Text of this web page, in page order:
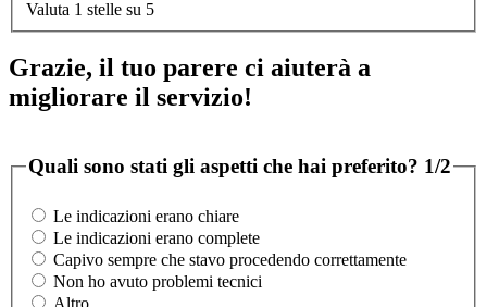
Valuta 1 stelle su 5
Grazie, il tuo parere ci aiuterà a
migliorare il servizio!
Quali sono stati gli aspetti che hai preferito? 1/2
Le indicazioni erano chiare
Le indicazioni erano complete
Capivo sempre che stavo procedendo correttamente
Non ho avuto problemi tecnici